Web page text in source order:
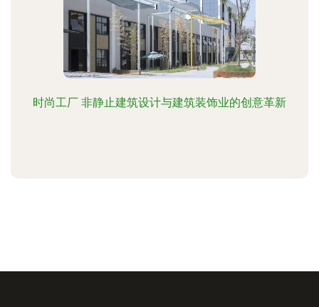
时尚工厂 非静止建筑设计与建筑装饰业的创意革新